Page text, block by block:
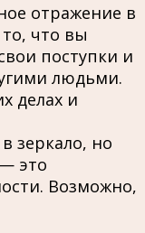
отражение в
что вы
поступки и
людьми.
делах и
зеркало, но
это
Возможно,